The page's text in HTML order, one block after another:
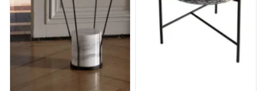
Miroir
Rangement
Table d'appoint
Accessoires
Accessoires luminaire
Ampoule